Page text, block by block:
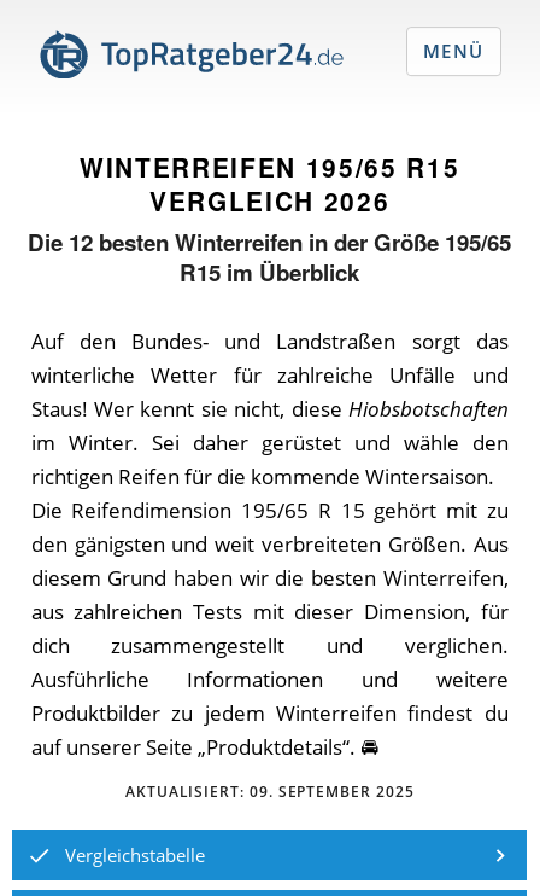
WINTERREIFEN 195/65 R15
VERGLEICH 2026
Die 12 besten Winterreifen in der Größe 195/65
R15 im Überblick
Auf den Bundes- und Landstraßen sorgt das
winterliche Wetter für zahlreiche Unfälle und
Staus! Wer kennt sie nicht, diese Hiobsbotschaften
im Winter. Sei daher gerüstet und wähle den
richtigen Reifen für die kommende Wintersaison.
Die Reifendimension 195/65 R 15 gehört mit zu
den gänigsten und weit verbreiteten Größen. Aus
diesem Grund haben wir die besten Winterreifen,
aus zahlreichen Tests mit dieser Dimension, für
dich zusammengestellt und verglichen.
Aus­führ­li­che In­for­ma­tio­nen und weitere
Produktbilder zu je­dem Winterreifen fin­dest du
auf un­se­rer Sei­te „Pro­dukt­de­tails“. 🚘
AKTUALISIERT: 09. SEPTEMBER 2025
Vergleichstabelle
MENÜ